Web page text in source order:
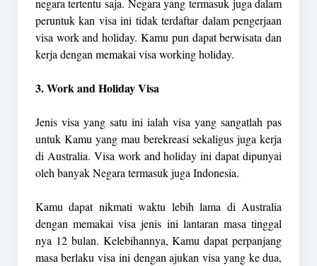
negara tertentu saja. Negara yang termasuk juga dalam
peruntuk kan visa ini tidak terdaftar dalam pengerjaan
visa work and holiday. Kamu pun dapat berwisata dan
kerja dengan memakai visa working holiday.
3. Work and Holiday Visa
Jenis visa yang satu ini ialah visa yang sangatlah pas
untuk Kamu yang mau berekreasi sekaligus juga kerja
di Australia. Visa work and holiday ini dapat dipunyai
oleh banyak Negara termasuk juga Indonesia.
Kamu dapat nikmati waktu lebih lama di Australia
dengan memakai visa jenis ini lantaran masa tinggal
nya 12 bulan. Kelebihannya, Kamu dapat perpanjang
masa berlaku visa ini dengan ajukan visa yang ke dua,